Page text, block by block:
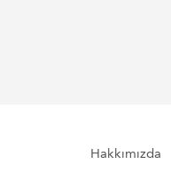
Hakkımızda